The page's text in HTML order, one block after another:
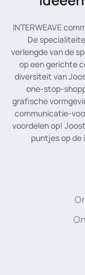
INTERWEAVE
De
verlengde van de
op een gerichte
diversiteit van
one-stop-
grafische
communicatie-
voordelen op!
puntjes op de